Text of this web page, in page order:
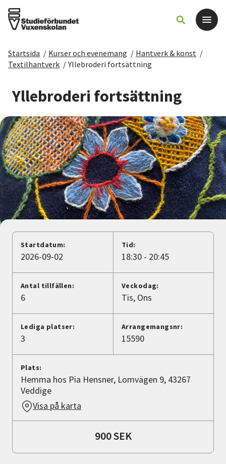
Det här gör vi
För dig som
Sök kurser och evenemang
Om SV
Starta studiecirkel
Cirkelledare
Nyheter
Avdelningar
Lyssna
Startsida / Kurser och evenemang / Hantverk & konst /
Textilhantverk / Yllebroderi fortsättning
Yllebroderi fortsättning
Startdatum:
2026-09-02
Tid:
18:30 - 20:45
Antal tillfällen:
6
Veckodag:
Tis Ons
Lediga platser:
3
Arrangemangsnr:
15590
Plats:
Hemma hos Pia Hensner, Lomvägen 9, 43267
Veddige
Visa på karta
900 SEK